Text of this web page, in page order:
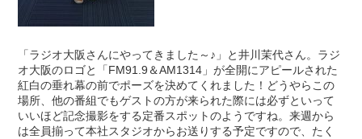
「ラジオ大阪さんにやってきました～♪」と井川茉代さん。ラジ
オ大阪のロゴと「FM91.9＆AM1314」が全開にアピールされた
紅白の垂れ幕の前でポーズを決めてくれました！どうやらこの
場所、他の番組でもゲストの方が来られた際には必ずといって
いいほど記念撮影をする定番スポットのようですね。来週から
は全員揃って本社スタジオからお送りする予定ですので、たく